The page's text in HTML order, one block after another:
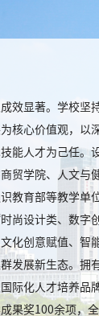
效显著。学校
核心价值观，以
能人才为己任。
贸学院、人文与
教育部等教学单
尚设计类、数字
化创意赋值、
发展新生态。拥
际化人才培养品
果奖100余项，